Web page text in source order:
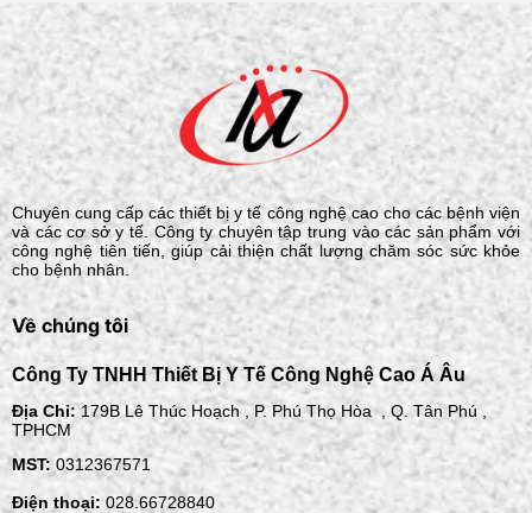
thể được thực hiện trong vòng 15
phút bởi nhân viên có trình độ tối
thiểu mà không cần sử dụng thiết
bị xét nghiệm.
thiết bị phòng xét nghiệm.
Chuyên cung cấp các thiết bị y tế công nghệ cao cho các bệnh viện
và các cơ sở y tế. Công ty chuyên tập trung vào các sản phẩm với
công nghệ tiên tiến, giúp cải thiện chất lượng chăm sóc sức khỏe
cho bệnh nhân.
Về chúng tôi
Công Ty TNHH Thiết Bị Y Tế Công Nghệ Cao Á Âu
Địa Chỉ:179B Lê Thúc Hoạch , P. Phú Thọ Hòa , Q. Tân Phú ,
TPHCM
MST: 0312367571
Điện thoại: 028.66728840